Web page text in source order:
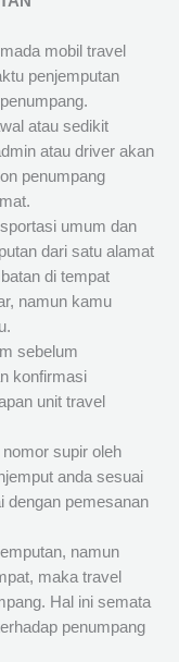
mobil travel
penjemputan
atau sedikit
atau driver akan
penumpang
umum dan
dari satu alamat
di tempat
namun kamu
sebelum
konfirmasi
unit travel
supir oleh
anda sesuai
dengan pemesanan
namun
maka travel
Hal ini semata
penumpang